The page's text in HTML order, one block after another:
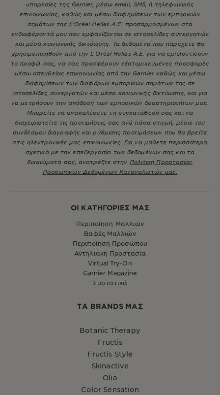
ΟΙ ΚΑΤΗΓΟΡΙΕΣ ΜΑΣ
Περιποίηση Μαλλιών
Βαφές Μαλλιών
Περιποίηση Προσώπου
Αντηλιακή Προστασία
Virtual Try-On
Garnier Magazine
Συστατικά
ΤA BRANDS ΜΑΣ
Botanic Therapy
Fructis
Fructis Style
Skinactive
Olia
Color Sensation
υπηρεσίες της Garnier, μέσω email, SMS, ή τηλεφωνικής
επικοινωνίας, καθώς και μέσω διαφημίσεων των εμπορικών
σημάτων της L’Oréal Hellas A.E. προσαρμοσμένων στα
ενδιαφέροντά μου που εμφανίζονται σε ιστοσελίδες συνεργατών
και μέσα κοινωνικής δικτύωσης. Τα δεδομένα που παρέχετε θα
χρησιμοποιηθούν από την L’Oréal Hellas A.E. για να εμπλουτίσουν
το προφίλ σας, να σας προσφέρουν εξατομικευμένες προσφορές
μέσω απευθείας επικοινωνίας από την Garnier καθώς και μέσω
διαφημίσεων των διαφόρων εμπορικών σημάτων της σε
ιστοσελίδες συνεργατών και μέσα κοινωνικής δικτύωσης, και για
να μετρήσουν την απόδοση των εμπορικών δραστηριοτήτων μας.
Μπορείτε να ανακαλέσετε τη συγκατάθεσή σας και να
διαχειριστείτε τις προτιμήσεις σας ανά πάσα στιγμή, μέσω του
συνδέσμου διαγραφής και ρύθμισης προτιμήσεων που θα βρείτε
στις ηλεκτρονικές μας επικοινωνίες. Για να μάθετε περισσότερα
σχετικά με την επεξεργασία των δεδομένων σας και τα
δικαιώματά σας, ανατρέξτε στην Πολιτική Προστασίας
Προσωπικών Δεδομένων Καταναλωτών μας.